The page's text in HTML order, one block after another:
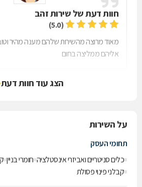
חוות דעת של שירות זהב
(5.0)
מאוד מרוצה מהשירות שלהם מענה מהיר
אליהם ממליצה בחום
הצג עוד חוות דעת
על השירות
תחומי העסק
כלים סניטריים ואביזרי אינסטלציה חומרי בניין
קבלני פינוי פסולת